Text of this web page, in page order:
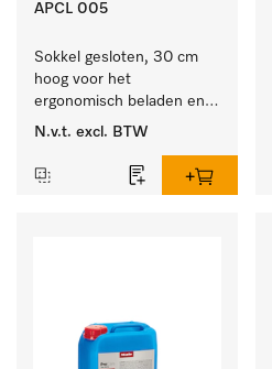
APCL 005
Sokkel gesloten, 30 cm
hoog voor het
ergonomisch beladen en
legen van de wasmachine
N.v.t. excl. BTW